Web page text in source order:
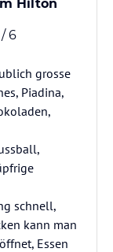
Hilton
/ 6
grosse
Piadina,
schnell,
kann man
Essen